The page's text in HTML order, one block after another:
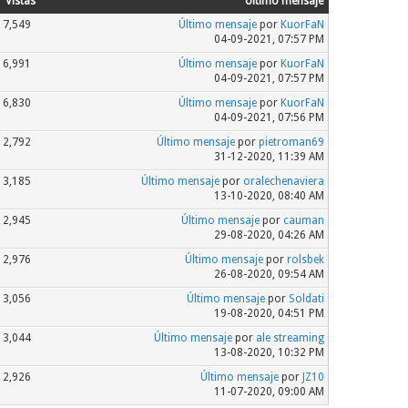
7,549 Último mensajepor KuorFaN
04-09-2021, 07:57 PM
6,991 Último mensajepor KuorFaN
04-09-2021, 07:57 PM
6,830 Último mensajepor KuorFaN
04-09-2021, 07:56 PM
2,792 Último mensajepor pietroman69
31-12-2020, 11:39 AM
3,185 Último mensajepor oralechenaviera
13-10-2020, 08:40 AM
2,945 Último mensajepor cauman
29-08-2020, 04:26 AM
2,976 Último mensajepor rolsbek
26-08-2020, 09:54 AM
3,056 Último mensajepor Soldati
19-08-2020, 04:51 PM
3,044 Último mensajepor ale streaming
13-08-2020, 10:32 PM
2,926 Último mensajepor JZ10
11-07-2020, 09:00 AM